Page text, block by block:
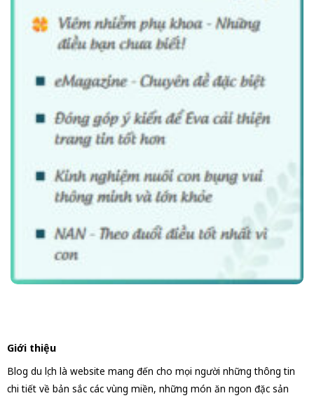
Giới thiệu
Blog du lịch là website mang đến cho mọi người những thông tin
chi tiết về bản sắc các vùng miền, những món ăn ngon đặc sản